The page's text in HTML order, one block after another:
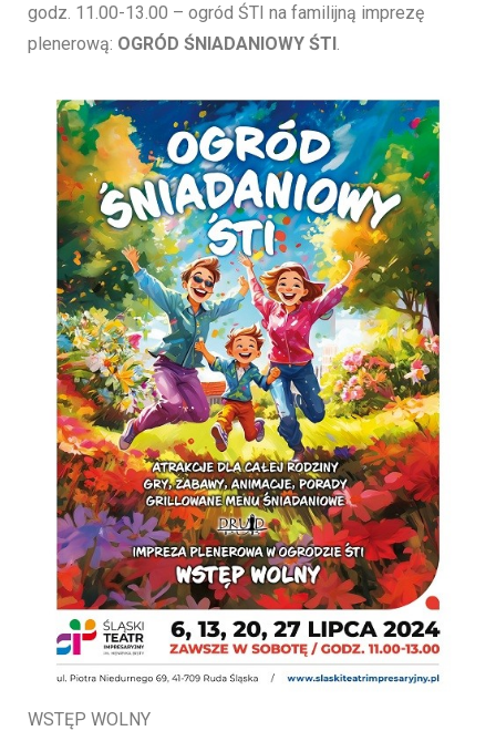
godz. 11.00-13.00 – ogród ŚTI na familijną imprezę
plenerową: OGRÓD ŚNIADANIOWY ŚTI.
WSTĘP WOLNY